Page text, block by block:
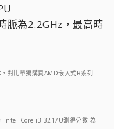
脈為2.2GHz，最高時
對比單獨購買AMD嵌入式R系列
Intel Core i3-3217U測得分數 為